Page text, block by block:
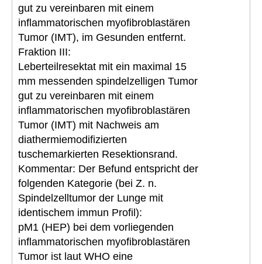
gut zu vereinbaren mit einem
inflammatorischen myofibroblastären
Tumor (IMT), im Gesunden entfernt.
Fraktion III:
Leberteilresektat mit ein maximal 15
mm messenden spindelzelligen Tumor
gut zu vereinbaren mit einem
inflammatorischen myofibroblastären
Tumor (IMT) mit Nachweis am
diathermiemodifizierten
tuschemarkierten Resektionsrand.
Kommentar: Der Befund entspricht der
folgenden Kategorie (bei Z. n.
Spindelzelltumor der Lunge mit
identischem immun Profil):
pM1 (HEP) bei dem vorliegenden
inflammatorischen myofibroblastären
Tumor ist laut WHO eine